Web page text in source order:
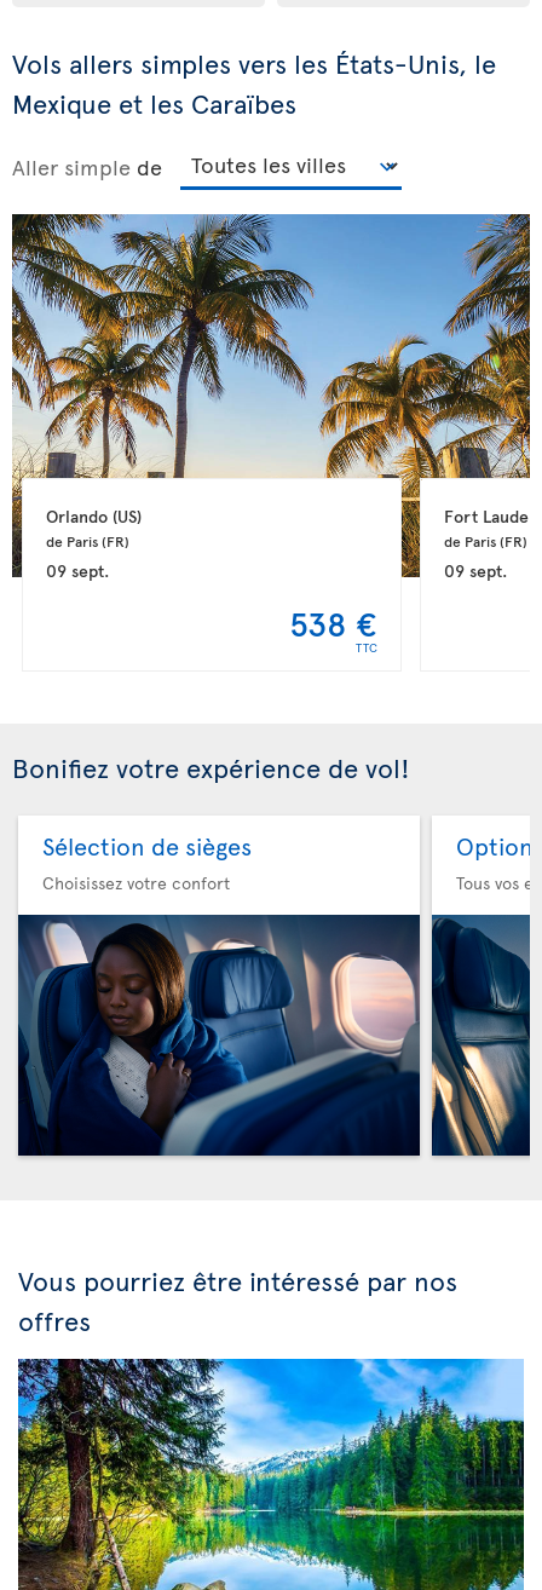
Vols allers simples vers les États-Unis, le
Mexique et les Caraïbes
Aller simple de
Orlando (US)
de Paris (FR)
09 sept.
538 €
TTC
Fort
de Paris (FR)
09 sept.
Bonifiez votre expérience de vol!
Sélection de sièges
Choisissez votre confort
Option
Tous vos
Vous pourriez être intéressé par nos
offres